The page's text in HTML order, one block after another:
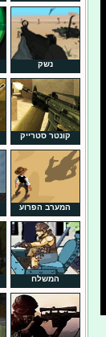
נשק
קונטר סטרייק
המערב הפרוע
המשלח